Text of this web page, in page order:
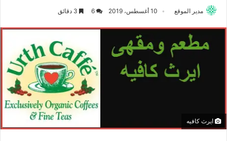
مدير الموقع 10 أغسطس، 2019
ايرث كافيه